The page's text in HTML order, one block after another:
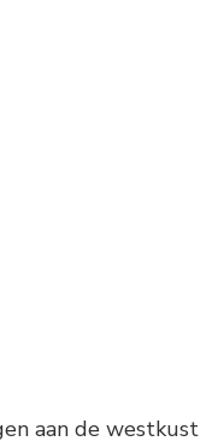
aan de westkust